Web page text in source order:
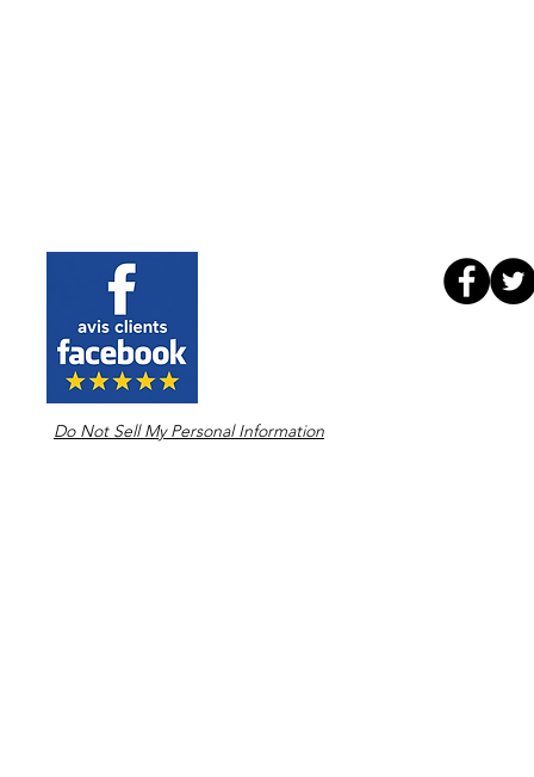
Do Not Sell My Personal Information